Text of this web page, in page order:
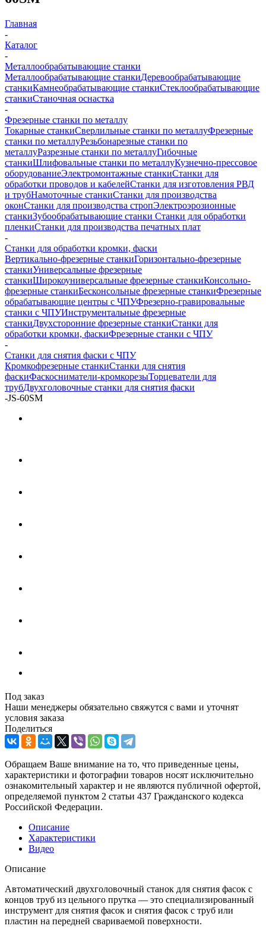
Главная
-
Каталог
-
Металлообрабатывающие станки
Металлообрабатывающие станкиДеревообрабатывающие
станкиКамнеобрабатывающие станкиСтеклообрабатывающие
станкиСтаночная оснастка
-
Фрезерные станки по металлу
Токарные станкиСверлильные станки по металлуФрезерные
станки по металлуРезьбонарезные станки по
металлуРазрезные станки по металлуГибочные
станкиШлифовальные станки по металлуКузнечно-прессовое
оборудованиеЭлектромонтажные станкиСтанки для
обработки проводов и кабелейСтанки для изготовления РВД
и трубНамоточные станкиСтанки для производства
оконСтанки для производства стропЭлектроэрозионные
станкиЗубообрабатывающие станки Станки для обработки
пленкиСтанки для производства печатных плат
-
Станки для обработки кромки, фаски
Вертикально-фрезерные станкиГоризонтально-фрезерные
станкиУниверсальные фрезерные
станкиШирокоуниверсальные фрезерные станкиКонсольно-
фрезерные станкиБесконсольные фрезерные станкиФрезерные
обрабатывающие центры с ЧПУФрезерно-гравировальные
станки с ЧПУИнструментальные фрезерные
станкиДвухсторонние фрезерные станкиСтанки для
обработки кромки, фаскиФрезерные станки с ЧПУ
-
Станки для снятия фаски с ЧПУ
Кромкофрезерные станкиСтанки для снятия
фаскиФаскосниматели-кромкорезыТорцеватели для
трубДвухголовочные станки для снятия фаски
-JS-60SM
Под заказ
Наши менеджеры обязательно свяжутся с вами и уточнят
условия заказа
Поделиться
Обращаем Ваше внимание на то, что приведенные цены,
характеристики и фотографии товаров носят исключительно
ознакомительный характер и не являются публичной офертой,
определяемой пунктом 2 статьи 437 Гражданского кодекса
Российской Федерации.
Описание
Характеристики
Видео
Описание
Автоматический двухголовочный станок для снятия фасок с
концов труб из цельного прутка — это специализированный
инструмент для снятия фасок и снятия фасок с труб или
пластин на передней свариваемой поверхности.